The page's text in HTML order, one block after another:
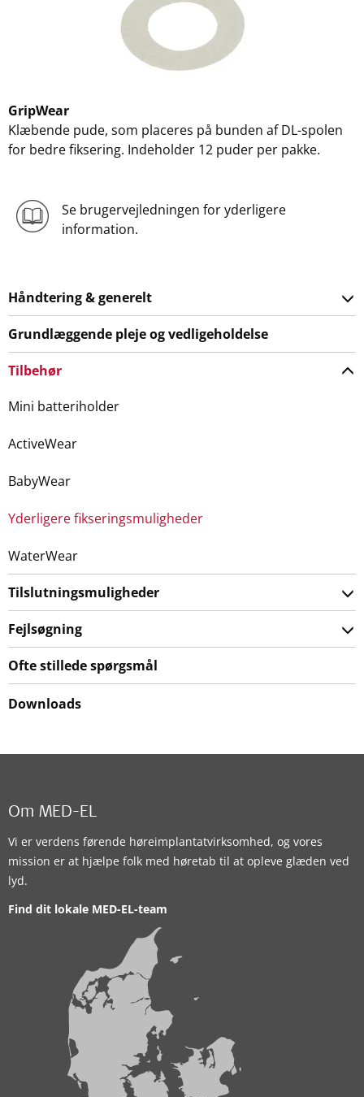
GripWear
Klæbende pude, som placeres på bunden af DL-spolen
for bedre fiksering. Indeholder 12 puder per pakke.
Se brugervejledningen for yderligere
information.
Håndtering & generelt
Grundlæggende pleje og vedligeholdelse
Tilbehør
Mini batteriholder
ActiveWear
BabyWear
Yderligere fikseringsmuligheder
WaterWear
Tilslutningsmuligheder
Fejlsøgning
Ofte stillede spørgsmål
Downloads
Om MED-EL
Vi er verdens førende høreimplantatvirksomhed, og vores
mission er at hjælpe folk med høretab til at opleve glæden ved
lyd.
Find dit lokale MED-EL-team